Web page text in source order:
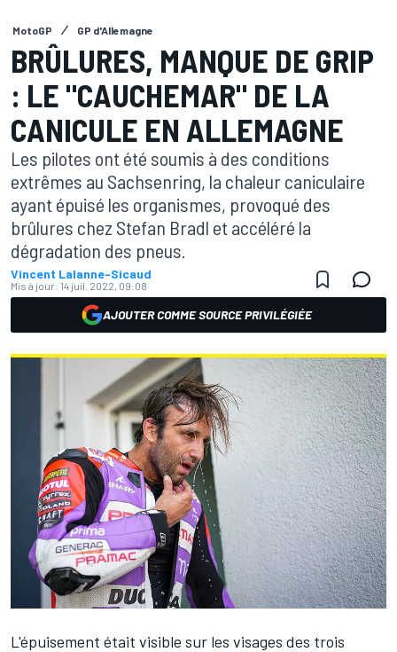
MotoGP GP d'Allemagne
BRÛLURES, MANQUE DE GRIP
: LE "CAUCHEMAR" DE LA
CANICULE EN ALLEMAGNE
Les pilotes ont été soumis à des conditions
extrêmes au Sachsenring, la chaleur caniculaire
ayant épuisé les organismes, provoqué des
brûlures chez Stefan Bradl et accéléré la
dégradation des pneus.
Vincent Lalanne-Sicaud
Mis à jour: 14 juil. 2022, 09:08
AJOUTER COMME SOURCE PRIVILÉGIÉE
L'épuisement était visible sur les visages des trois